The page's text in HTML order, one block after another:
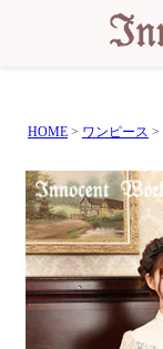
HOME ワンピース